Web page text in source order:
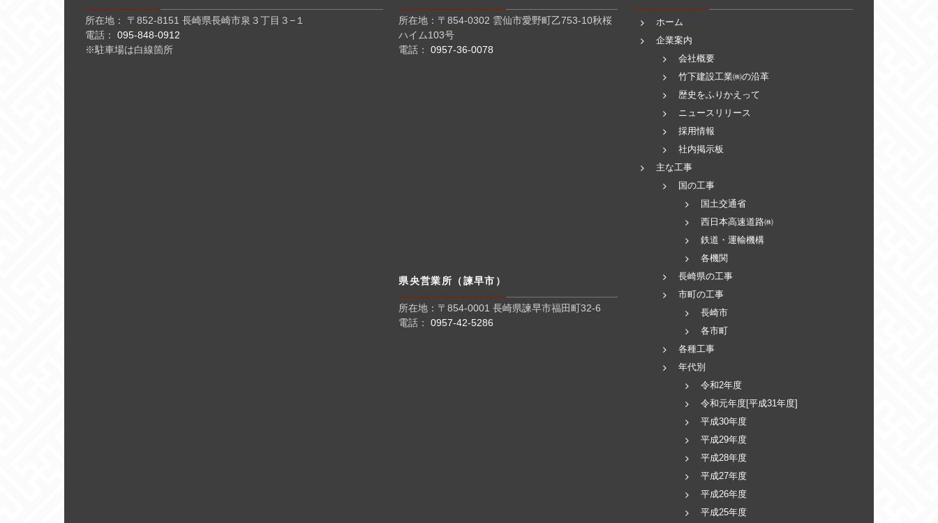
所在地： 〒852-8151 長崎県長崎市泉３丁目３−１
電話：095-848-0912
※駐車場は白線箇所
所在地：〒854-0302 雲仙市愛野町乙753-10秋桜
ハイム103号
電話：0957-36-0078
県央営業所（諫早市）
所在地：〒854-0001 長崎県諫早市福田町32-6
電話：0957-42-5286
ホーム
企業案内
会社概要
竹下建設工業㈱の沿革
歴史をふりかえって
ニュースリリース
採用情報
社内掲示板
主な工事
国の工事
国土交通省
西日本高速道路㈱
鉄道・運輸機構
各機関
長崎県の工事
市町の工事
長崎市
各市町
各種工事
年代別
令和2年度
令和元年度[平成31年度]
平成30年度
平成29年度
平成28年度
平成27年度
平成26年度
平成25年度